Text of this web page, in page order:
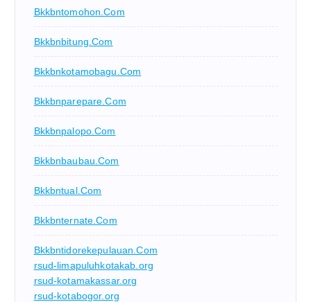
Bkkbntomohon.com
Bkkbnbitung.com
Bkkbnkotamobagu.com
Bkkbnparepare.com
Bkkbnpalopo.com
Bkkbnbaubau.com
Bkkbntual.com
Bkkbnternate.com
Bkkbntidorekepulauan.com
rsud-limapuluhkotakab.org
rsud-kotamakassar.org
rsud-kotabogor.org